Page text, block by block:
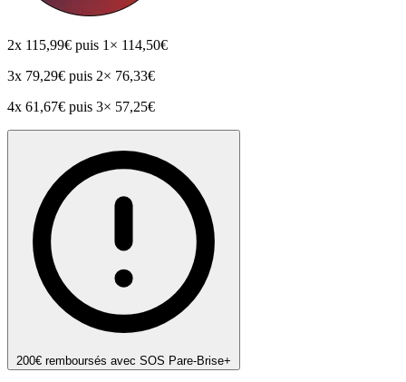
2x 115,99€ puis 1× 114,50€
3x 79,29€ puis 2× 76,33€
4x 61,67€ puis 3× 57,25€
200€ remboursés avec SOS Pare-Brise+